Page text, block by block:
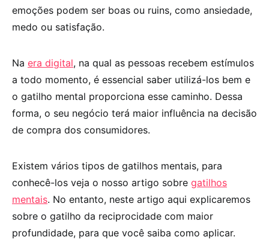
emoções podem ser boas ou ruins, como ansiedade,
medo ou satisfação.
Na era digital, na qual as pessoas recebem estímulos
a todo momento, é essencial saber utilizá-los bem e
o gatilho mental proporciona esse caminho. Dessa
forma, o seu negócio terá maior influência na decisão
de compra dos consumidores.
Existem vários tipos de gatilhos mentais, para
conhecê-los veja o nosso artigo sobre gatilhos
mentais. No entanto, neste artigo aqui explicaremos
sobre o gatilho da reciprocidade com maior
profundidade, para que você saiba como aplicar.